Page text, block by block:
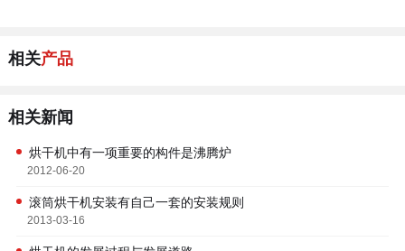
相关产品
相关新闻
烘干机中有一项重要的构件是沸腾炉
2012-06-20
滚筒烘干机安装有自己一套的安装规则
2013-03-16